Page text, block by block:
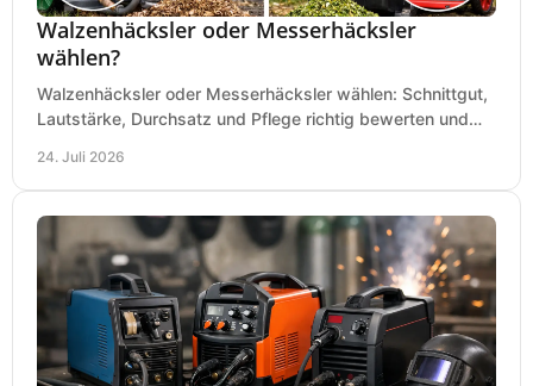
Walzenhäcksler oder Messerhäcksler
wählen?
Walzenhäcksler oder Messerhäcksler wählen: Schnittgut,
Lautstärke, Durchsatz und Pflege richtig bewerten und
24. Juli 2026